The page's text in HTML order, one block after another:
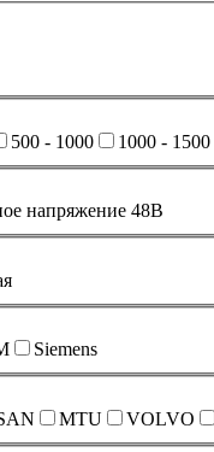
500 - 1000 1000 - 1500
напряжение 48В
Siemens
MTU VOLVO